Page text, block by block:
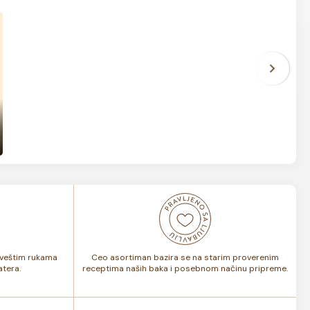
rukama
Ceo asortiman bazira se na starim proverenim
receptima naših baka i posebnom načinu pripreme.